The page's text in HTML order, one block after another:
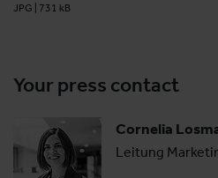
JPG 731 kB
Your press contact
Cornelia
Leitung